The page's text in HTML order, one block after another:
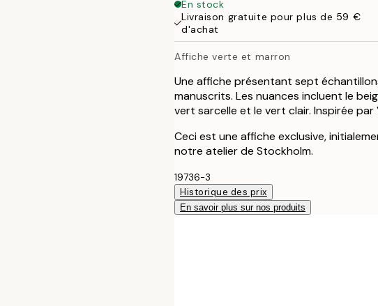
50x70 cm
En stock
Livraison gratuite pour plus de 59 €
d'achat
Affiche verte et marron
Une affiche présentant sept
manuscrits. Les nuances incluent le
vert sarcelle et le vert clair. Inspirée par
Ceci est une affiche exclusive,
notre atelier de Stockholm.
19736-3
Historique des prix
En savoir plus sur nos produits